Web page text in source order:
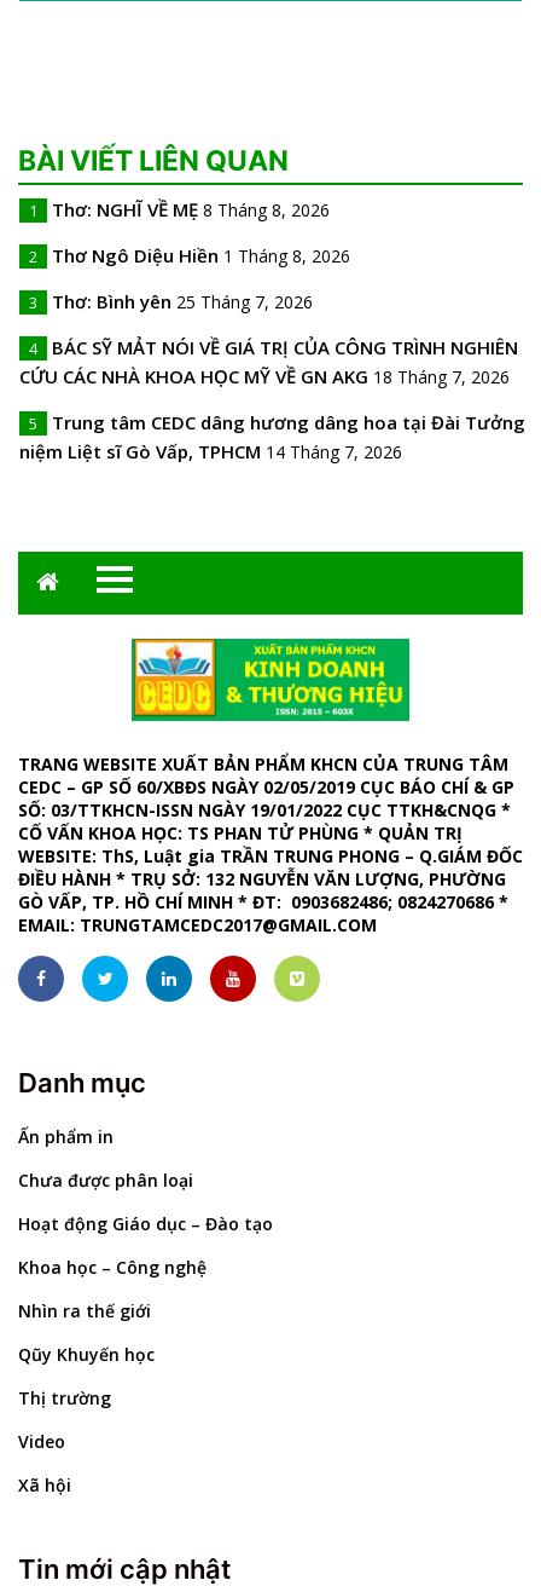
BÀI VIẾT LIÊN QUAN
1 Thơ: NGHĨ VỀ MẸ 8 Tháng 8, 2026
2 Thơ Ngô Diệu Hiền 1 Tháng 8, 2026
3 Thơ: Bình yên 25 Tháng 7, 2026
4
BÁC SỸ MẢT NÓI VỀ GIÁ TRỊ CỦA CÔNG TRÌNH NGHIÊN
CỨU CÁC NHÀ KHOA HỌC MỸ VỀ GN AKG 18 Tháng 7, 2026
5
Trung tâm CEDC dâng hương dâng hoa tại Đài Tưởng
niệm Liệt sĩ Gò Vấp, TPHCM 14 Tháng 7, 2026
TRANG WEBSITE XUẤT BẢN PHẨM KHCN CỦA TRUNG TÂM
CEDC – GP SỐ 60/XBĐS NGÀY 02/05/2019 CỤC BÁO CHÍ & GP
SỐ: 03/TTKHCN-ISSN NGÀY 19/01/2022 CỤC TTKH&CNQG *
CỐ VẤN KHOA HỌC: TS PHAN TỬ PHÙNG * QUẢN TRỊ
WEBSITE: ThS, Luật gia TRẦN TRUNG PHONG – Q.GIÁM ĐỐC
ĐIỀU HÀNH * TRỤ SỞ: 132 NGUYỄN VĂN LƯỢNG, PHƯỜNG
GÒ VẤP, TP. HỒ CHÍ MINH * ĐT: 0903682486; 0824270686*
EMAIL: TRUNGTAMCEDC2017@GMAIL.COM
Danh mục
Ấn phẩm in
Chưa được phân loại
Hoạt động Giáo dục – Đào tạo
Khoa học – Công nghệ
Nhìn ra thế giới
Qũy Khuyến học
Thị trường
Video
Xã hội
Tin mới cập nhật